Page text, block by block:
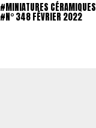
#MINIATURES CÉRAMIQUES
#N° 348 FÉVRIER 2022